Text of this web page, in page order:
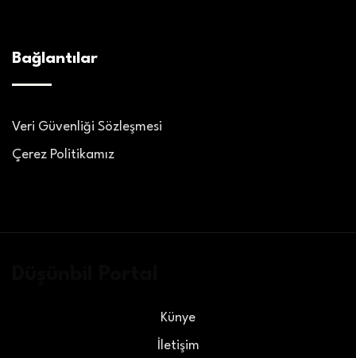
Bağlantılar
Veri Güvenliği Sözleşmesi
Çerez Politikamız
Künye
İletişim